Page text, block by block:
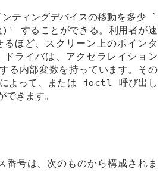
ティングデバイスの移動を多少 `
することができる。利用者が速
るほど、スクリーン上のポインタ
ライバは、アクセラレイション
る内部変数を持っています。その
によって、または ioctl 呼び出し
きます。
番号は、次のものから構成されま